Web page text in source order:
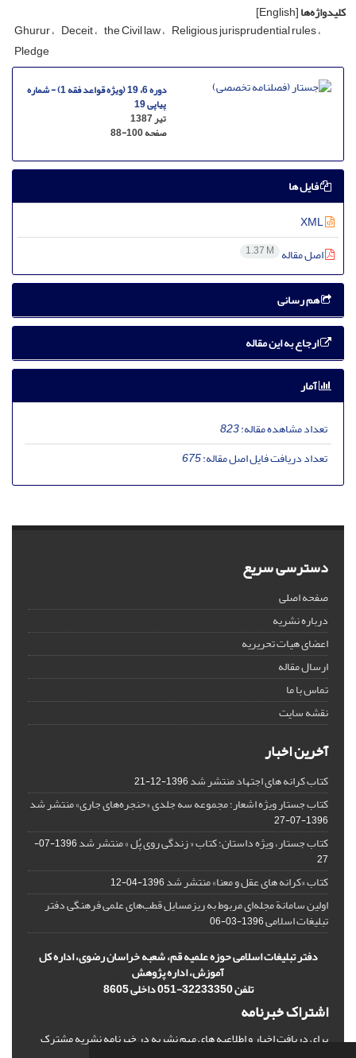
کلیدواژه‌ها[English]
Ghurur Deceit the Civil law Religious jurisprudential rules
Pledge
دوره 6، 19 (ویژه قواعد فقه 1) - شماره
پیاپی 19
تیر 1387
صفحه88-100
فایل ها
اصل مقاله 1.37 M
هم رسانی
ارجاع به این مقاله
آمار
تعداد مشاهده مقاله:823
تعداد دریافت فایل اصل مقاله:675
دسترسی سریع
صفحه اصلی
درباره نشریه
اعضای هیات تحریریه
ارسال مقاله
تماس با ما
نقشه سایت
آخرین اخبار
کتاب کرانه های اجتهاد منتشر شد1396-12-21
کتاب جستار ویژه اشعار؛ مجموعه سه جلدی «حنجره‌های جاری» منتشر شد
1396-07-27
کتاب جستار، ویژه داستان؛ کتاب « زندگی روی پُل » منتشر شد
1396-07-
27
کتاب «کرانه های عقل و معنا» منتشر شد1396-04-12
اولین سامانة مجله‌ای مربوط به ریزمسایل‌ قطب‌های علمی فرهنگی دفتر
تبلیغات اسلامی1396-03-06
دفتر تبلیغات اسلامی حوزه علمیه قم، شعبه خراسان رضوی، اداره کل
آموزش، اداره پژوهش
تلفن 32233350-051 داخلی 8605
اشتراک خبرنامه
برای دریافت اخبار و اطلاعیه های مهم نشریه در خبرنامه نشریه مشترک